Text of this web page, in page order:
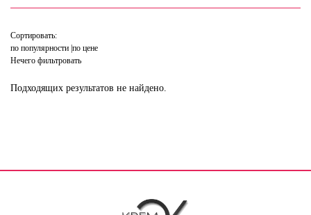
Сортировать:
по популярности по цене
Нечего фильтровать
Подходящих результатов не найдено.